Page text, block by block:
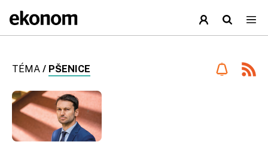
TÉMA / PŠENICE